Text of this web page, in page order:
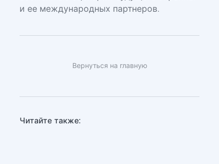
и ее международных партнеров.
Вернуться на главную
Читайте также: